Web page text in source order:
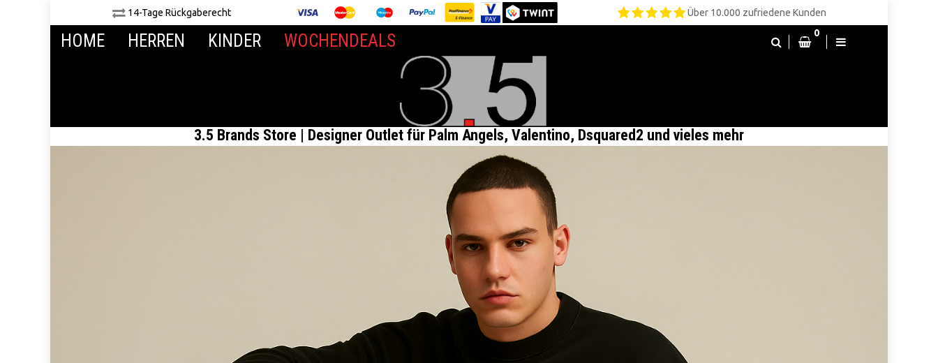
14-Tage Rückgaberecht
Über 10.000 zufriedene Kunden
0
HOME HERREN KINDER WOCHENDEALS
3.5 Brands Store | Designer Outlet für Palm Angels, Valentino, Dsquared2 und vieles mehr